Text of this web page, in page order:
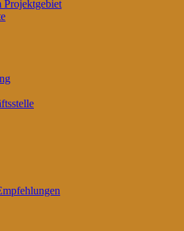
Projektgebiet